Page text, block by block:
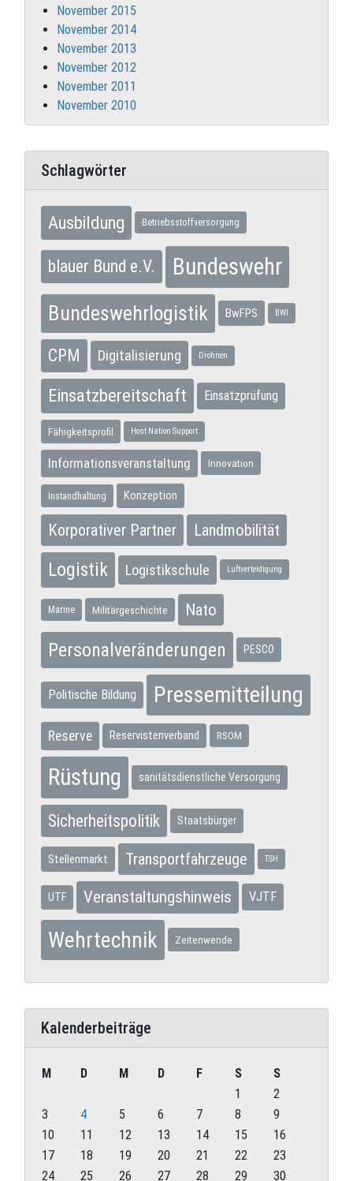
November 2015
November 2014
November 2013
November 2012
November 2011
November 2010
Schlagwörter
Ausbildung Betriebsstoffversorgung
blauer Bund e.V. Bundeswehr
Bundeswehrlogistik BwFPS BWI
CPM Digitalisierung Drohnen
Einsatzbereitschaft Einsatzprüfung
Fähigkeitsprofil Host Nation Support
Informationsveranstaltung Innovation
Instandhaltung Konzeption
Korporativer Partner Landmobilität
Logistik Logistikschule Luftverteidigung
Marine Militärgeschichte Nato
Personalveränderungen PESCO
Politische Bildung Pressemitteilung
Reserve Reservistenverband RSOM
Rüstung sanitätsdienstliche Versorgung
Sicherheitspolitik Staatsbürger
Stellenmarkt Transportfahrzeuge TSH
UTF Veranstaltungshinweis VJTF
Wehrtechnik Zeitenwende
Kalenderbeiträge
M D M D F S
S
1
2
3
4 5 6 7 8
9
10
11 12 13 14 15
16
17
18 19 20 21 22
23
24
25 26 27 28 29 30